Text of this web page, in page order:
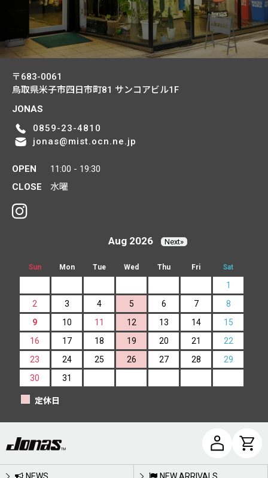
〒683-0061
鳥取県米子市四日市町81 サンコアビル1F
JONAS
0859-23-4810
jonas@mist.ocn.ne.jp
OPEN
11:00 - 19:30
CLOSE
水曜
Aug 2026 Next»
Sun Mon Tue Wed Thu Fri Sat
1
2
3 4 5 6 7
8
9
10 11 12 13 14
15
16
17 18 19 20 21
22
23
24 25 26 27 28
29
30
31
定休日